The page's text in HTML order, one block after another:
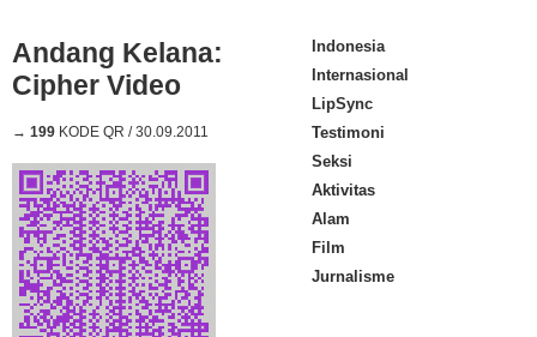
Andang Kelana:
Cipher Video
→ 199 KODE QR / 30.09.2011
Indonesia
Internasional
LipSync
Testimoni
Seksi
Aktivitas
Alam
Film
Jurnalisme